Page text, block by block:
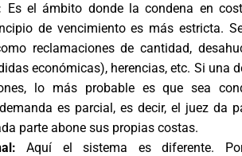
Es el ámbito donde la condena en
de vencimiento es más estricta.
reclamaciones de cantidad,
económicas), herencias, etc. Si una
lo más probable es que sea
es parcial, es decir, el juez da
parte abone sus propias costas.
Aquí el sistema es diferente.